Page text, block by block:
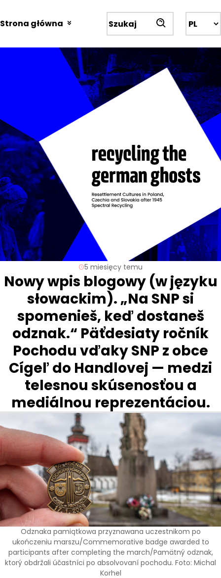
treści
Strona główna Wyszukiwarka
5 miesięcy temu
Nowy wpis blogowy (w języku
słowackim). „Na SNP si
spomenieš, keď dostaneš
odznak.“ Päťdesiaty ročník
Pochodu vďaky SNP z obce
Cígeľ do Handlovej — medzi
telesnou skúsenosťou a
mediálnou reprezentáciou.
Odznaka pamiątkowa przyznawana uczestnikom po
ukończeniu marszu/Commemorative badge awarded to
participants after completing the march/Pamätný odznak,
ktorý obdržali účastníci po absolvovaní pochodu. Foto: Michal
Korhel